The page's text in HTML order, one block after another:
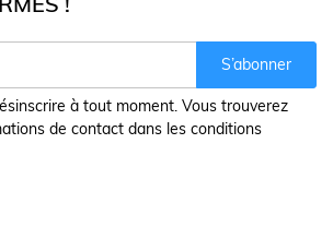
S’abonner
à tout moment. Vous trouverez
de contact dans les conditions